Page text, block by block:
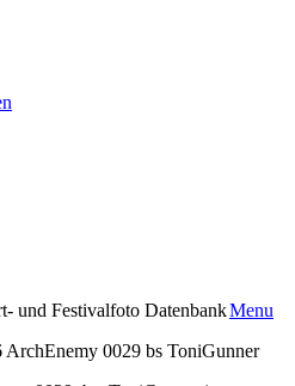
und Festivalfoto DatenbankMenu
ArchEnemy 0029 bs ToniGunner